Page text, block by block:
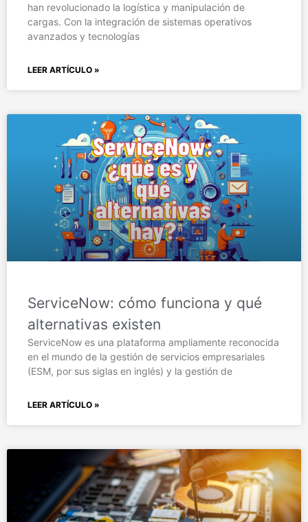
han revolucionado la logística y manipulación de
cargas. Con la integración de sistemas operativos
avanzados y tecnologías
LEER ARTÍCULO »
ServiceNow: cómo funciona y qué
alternativas existen
ServiceNow es una plataforma ampliamente reconocida
en el mundo de la gestión de servicios empresariales
(ESM, por sus siglas en inglés) y la gestión de
LEER ARTÍCULO »